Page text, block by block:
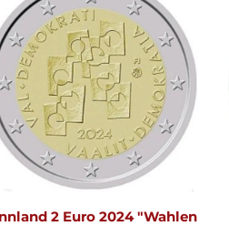
2 Euro 2024 "Wahlen